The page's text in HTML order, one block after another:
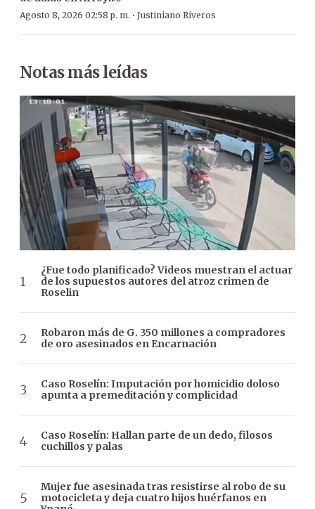
Agosto 8, 2026 02:58 p. m. · Justiniano Riveros
Notas más leídas
¿Fue todo planificado? Videos muestran el actuar
de los supuestos autores del atroz crimen de
Roselin
Robaron más de G. 350 millones a compradores
de oro asesinados en Encarnación
Caso Roselín: Imputación por homicidio doloso
apunta a premeditación y complicidad
Caso Roselín: Hallan parte de un dedo, filosos
cuchillos y palas
Mujer fue asesinada tras resistirse al robo de su
motocicleta y deja cuatro hijos huérfanos en